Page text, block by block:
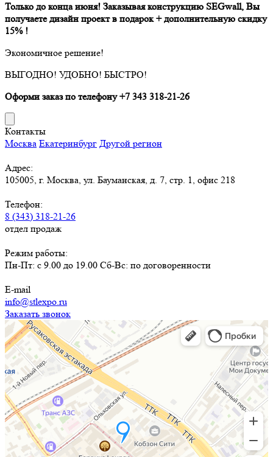
Только до конца июня! Заказывая конструкцию SEGwall, Вы
получаете дизайн проект в подарок + дополнительную скидку
15% !
Экономичное решение!
ВЫГОДНО! УДОБНО! БЫСТРО!
Оформи заказ по телефону +7 343 318-21-26
Контакты
Москва Екатеринбург Другой регион
Адрес:
105005, г. Москва, ул. Бауманская, д. 7, стр. 1, офис 218
Телефон:
8 (343) 318-21-26
отдел продаж
Режим работы:
Пн-Пт: с 9.00 до 19.00 Сб-Вс: по договоренности
E-mail
info@stlexpo.ru
Заказать звонок